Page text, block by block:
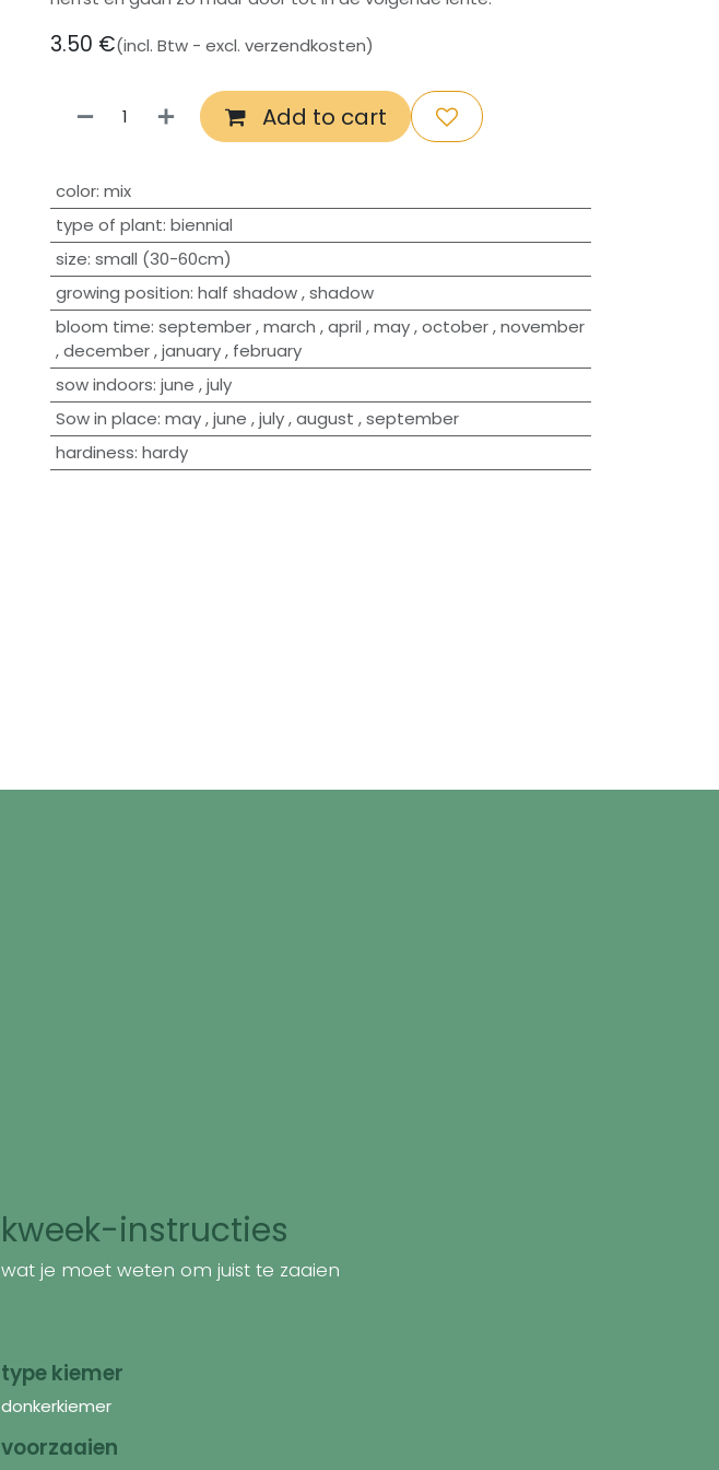
3.50 €(incl. Btw - excl. verzendkosten)
Add to cart
​color: mix
type of plant: biennial
size: small (30-60cm)
growing position: half shadow,shadow
bloom time: september,march ,april ,may,october,november
,december,january, february
sow indoors: june ,july
Sow in place: may,june ,july,august ,september
hardiness: hardy
kweek-instructies
wat je moet weten om juist te zaaien
type kiemer
donkerkiemer
voorzaaien